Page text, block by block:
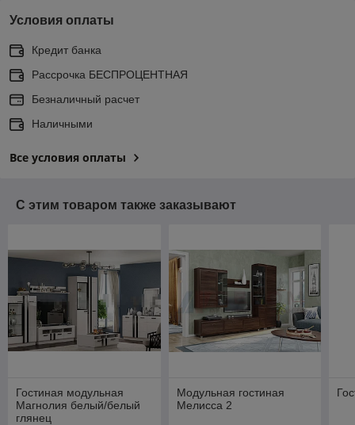
Условия оплаты
Кредит банка
Рассрочка БЕСПРОЦЕНТНАЯ
Безналичный расчет
Наличными
Все условия оплаты
С этим товаром также заказывают
Гостиная модульная
Магнолия белый/белый
глянец
Модульная гостиная
Мелисса 2